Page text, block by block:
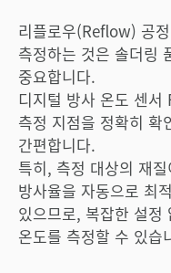
리플로우(Reflow) 공
측정하는 것은 솔더링
중요합니다.
디지털 방사 온도 센서
측정 지점을 정확히 확
간편합니다.
특히, 측정 대상의 재
방사율을 자동으로 최
있으므로, 복잡한 설정
온도를 측정할 수 있습